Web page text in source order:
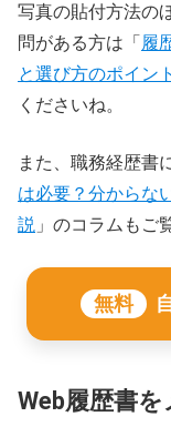
写真の貼付方法の
問がある方は「 履
と選び方のポイン
くださいね。
また、職務経歴書
は必要？分からな
説 」のコラムもご
無料
Web履歴書